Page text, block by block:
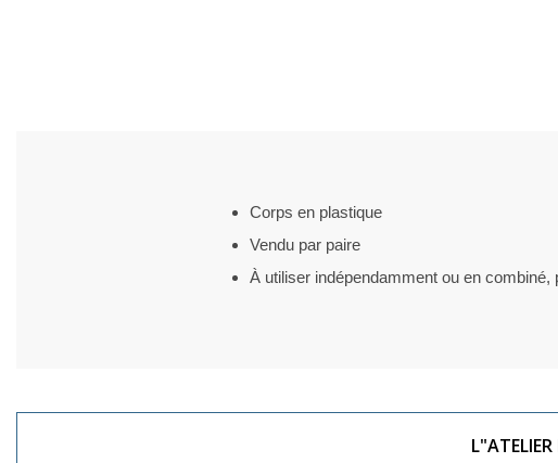
Corps en plastique
Vendu par paire
À utiliser indépendamment ou en